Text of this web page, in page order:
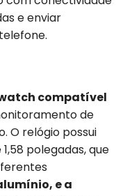
e enviar
compatível
de
O relógio possui
polegadas, que
e a